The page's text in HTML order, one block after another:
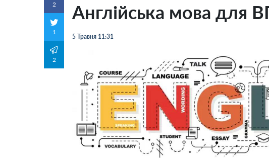
2
1
2
Англійська мова для
5 Травня 11:31